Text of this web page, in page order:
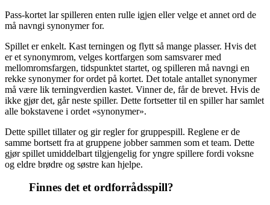
Pass-kortet lar spilleren enten rulle igjen eller velge et annet ord de
må navngi synonymer for.
Spillet er enkelt. Kast terningen og flytt så mange plasser. Hvis det
er et synonymrom, velges kortfargen som samsvarer med
mellomromsfargen, tidspunktet startet, og spilleren må navngi en
rekke synonymer for ordet på kortet. Det totale antallet synonymer
må være lik terningverdien kastet. Vinner de, får de brevet. Hvis de
ikke gjør det, går neste spiller. Dette fortsetter til en spiller har samlet
alle bokstavene i ordet «synonymer».
Dette spillet tillater og gir regler for gruppespill. Reglene er de
samme bortsett fra at gruppene jobber sammen som et team. Dette
gjør spillet umiddelbart tilgjengelig for yngre spillere fordi voksne
og eldre brødre og søstre kan hjelpe.
Finnes det et ordforrådsspill?